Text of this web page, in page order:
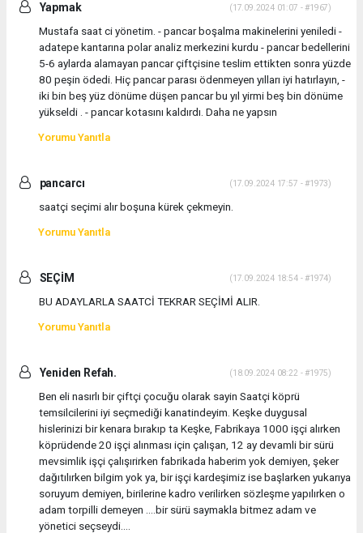
Yapmak (17.09.2024 01:07 - #1967)
Mustafa saat ci yönetim. - pancar boşalma makinelerini yeniledi -
adatepe kantarına polar analiz merkezini kurdu - pancar bedellerini
5-6 aylarda alamayan pancar çiftçisine teslim ettikten sonra yüzde
80 peşin ödedi. Hiç pancar parası ödenmeyen yılları iyi hatırlayın, -
iki bin beş yüz dönüme düşen pancar bu yıl yirmi beş bin dönüme
yükseldi . - pancar kotasını kaldırdı. Daha ne yapsın
Yorumu Yanıtla
pancarcı (17.09.2024 17:57 - #1973)
saatçi seçimi alır boşuna kürek çekmeyin.
Yorumu Yanıtla
SEÇİM (17.09.2024 18:54 - #1974)
BU ADAYLARLA SAATCİ TEKRAR SEÇİMİ ALIR.
Yorumu Yanıtla
Yeniden Refah. (18.09.2024 08:22 - #1975)
Ben eli nasırlı bir çiftçi çocuğu olarak sayin Saatçi köprü
temsilcilerini iyi seçmediği kanatindeyim. Keşke duygusal
hislerinizi bir kenara bırakıp ta Keşke, Fabrikaya 1000 işçi alırken
köprüdende 20 işçi alınması için çalışan, 12 ay devamli bir sürü
mevsimlik işçi çalışırirken fabrikada haberim yok demiyen, şeker
dağıtılırken bilgim yok ya, bir işçi kardeşimiz ise başlarken yukarıya
soruyum demiyen, birilerine kadro verilirken sözleşme yapılırken o
adam torpilli demeyen ....bir sürü saymakla bitmez adam ve
yönetici seçseydi....